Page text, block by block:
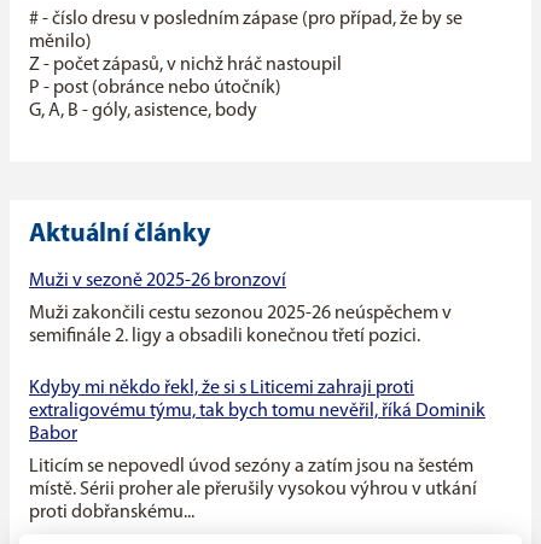
# - číslo dresu v posledním zápase (pro případ, že by se
měnilo)
Z - počet zápasů, v nichž hráč nastoupil
P - post (obránce nebo útočník)
G, A, B - góly, asistence, body
Aktuální články
Muži v sezoně 2025-26 bronzoví
Muži zakončili cestu sezonou 2025-26 neúspěchem v
semifinále 2. ligy a obsadili konečnou třetí pozici.
Kdyby mi někdo řekl, že si s Liticemi zahraji proti
extraligovému týmu, tak bych tomu nevěřil, říká Dominik
Babor
Liticím se nepovedl úvod sezóny a zatím jsou na šestém
místě. Sérii proher ale přerušily vysokou výhrou v utkání
proti dobřanskému...